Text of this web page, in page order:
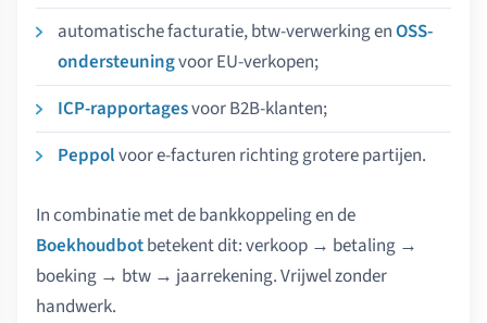
automatische facturatie, btw-verwerking enOSS-
ondersteuningvoor EU-verkopen;
ICP-rapportagesvoor B2B-klanten;
Peppolvoor e-facturen richting grotere partijen.
In combinatie met de bankkoppeling en de
Boekhoudbotbetekent dit: verkoop → betaling →
boeking → btw → jaarrekening. Vrijwel zonder
handwerk.